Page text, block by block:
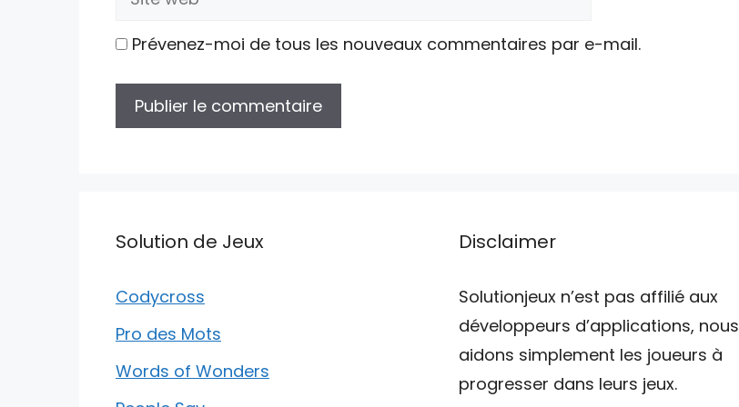
Prévenez-moi de tous les nouveaux commentaires par e-mail.
Solution de Jeux
Codycross
Pro des Mots
Words of Wonders
Disclaimer
Solutionjeux n’est pas affilié aux
développeurs d’applications, nous
aidons simplement les joueurs à
progresser dans leurs jeux.